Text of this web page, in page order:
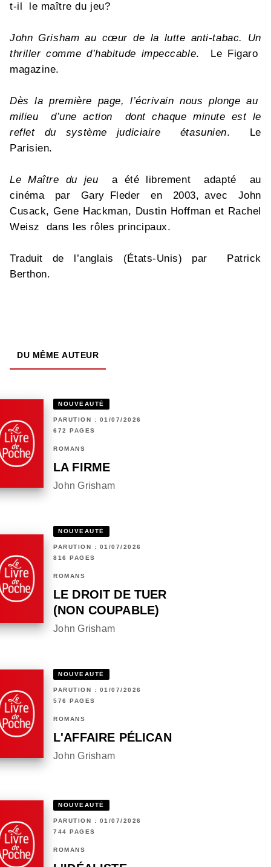
t-il le maître du jeu?
John Grisham au cœur de la lutte anti-tabac. Un
thriller comme d’habitude impeccable. Le Figaro
magazine.
Dès la première page, l’écrivain nous plonge au
milieu d’une action dont chaque minute est le
reflet du système judiciaire étasunien. Le
Parisien.
Le Maître du jeu a été librement adapté au
cinéma par Gary Fleder en 2003, avec John
Cusack, Gene Hackman, Dustin Hoffman et Rachel
Weisz dans les rôles principaux.
Traduit de l’anglais (États-Unis) par Patrick
Berthon.
DU MÊME AUTEUR
NOUVEAUTÉ
PARUTION : 01/07/2026
672 PAGES
ROMANS
LA FIRME
John Grisham
NOUVEAUTÉ
PARUTION : 01/07/2026
816 PAGES
ROMANS
LE DROIT DE TUER
(NON COUPABLE)
John Grisham
NOUVEAUTÉ
PARUTION : 01/07/2026
576 PAGES
ROMANS
L'AFFAIRE PÉLICAN
John Grisham
NOUVEAUTÉ
PARUTION : 01/07/2026
744 PAGES
ROMANS